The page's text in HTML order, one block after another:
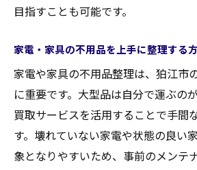
目指すことも可能です。
家電・家具の不用品を上手に整理する
家電や家具の不用品整理は、狛江市
に重要です。大型品は自分で運ぶの
買取サービスを活用することで手間
す。壊れていない家電や状態の良い
象となりやすいため、事前のメンテ